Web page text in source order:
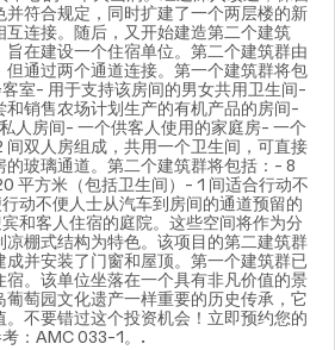
并符合规定，同时扩建了一个两层楼的新
互连接。随后，又开始建造第二个建筑
旨在建设一个住宿单位。第二个建筑群由
但通过两个通道连接。第一个建筑群将包
室- 用于支持该房间的男女共用卫生间-
和销售农场计划生产的有机产品的房间-
人房间- 一个供客人使用的家庭房- 一个
间双人房组成，共用一个卫生间，可直接
的玻璃通道。第二个建筑群将包括：- 8
平方米（包括卫生间）- 1 间适合行动不
动不便人士从汽车到房间的通道预留的
和客人住宿的庭院。这些空间将作为分
凉棚式结构为特色。该项目的第二建筑群
成并安装了门窗和屋顶。第一个建筑群已
宿。该单位坐落在一个具有非凡价值的景
萄园文化遗产一样重要的历史传承，它
不要错过这个投资机会！立即预约您的
：AMC 033-1。.